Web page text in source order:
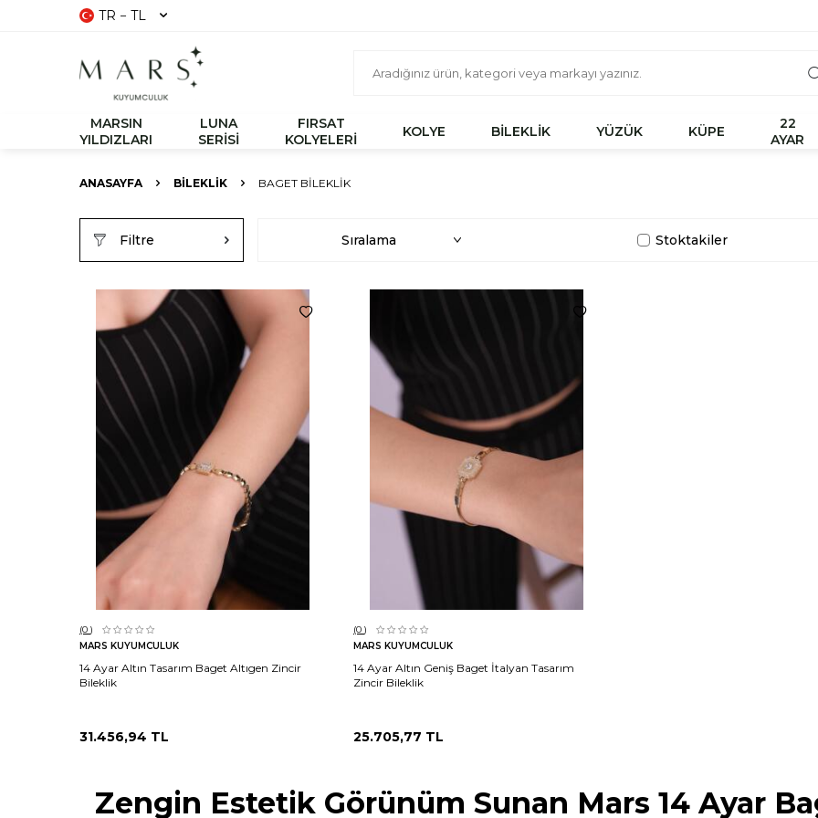
TR − TL
MARSIN
YILDIZLARI
LUNA
SERİSİ
FIRSAT
KOLYELERİ
KOLYE BİLEKLİK YÜZÜK KÜPE
22
AYAR
ANASAYFA BİLEKLİK BAGET BILEKLIK
Filtre Stoktakiler
(0 )
MARS KUYUMCULUK
14 Ayar Altın Tasarım Baget Altıgen Zincir
Bileklik
31.456,94 TL
(0 )
MARS KUYUMCULUK
14 Ayar Altın Geniş Baget İtalyan Tasarım
Zincir Bileklik
25.705,77 TL
Zengin Estetik Görünüm Sunan Mars 14 Ayar